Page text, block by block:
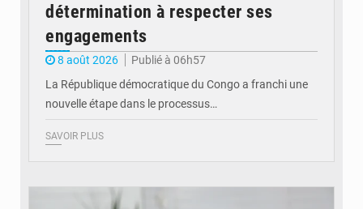
détermination à respecter ses
engagements
8 août 2026
Publié à 06h57
La République démocratique du Congo a franchi une
nouvelle étape dans le processus…
SAVOIR PLUS